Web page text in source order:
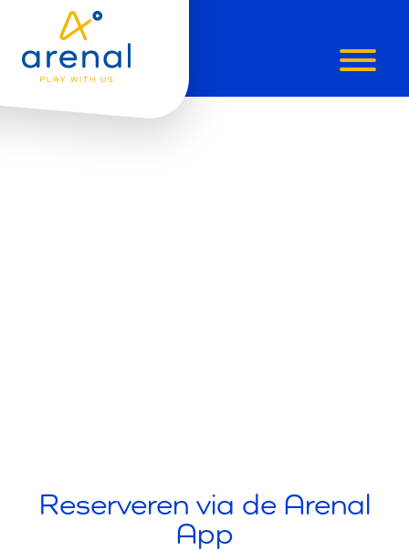
Reserveren via de Arenal
App